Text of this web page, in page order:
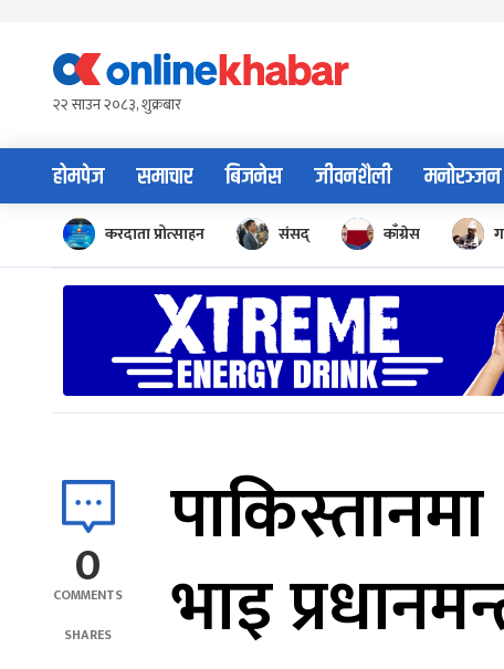
content२२ साउन २०८३, शुक्रबार
होमपेज समाचार बिजनेस जीवनशैली मनोरञ्जन
करदाता प्रोत्साहन संसद् काँग्रेस
0
COMMENTS
SHARES
भाइ